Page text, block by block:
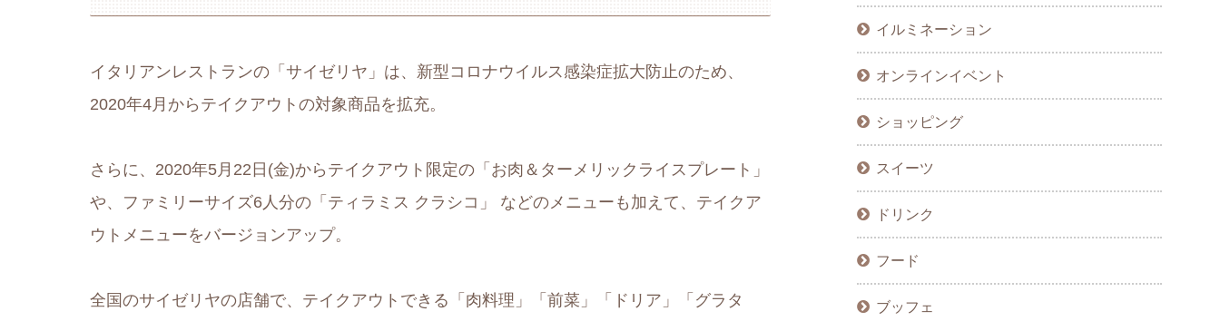
イタリアンレストランの「サイゼリヤ」は、新型コロナウイルス感染症拡大防止のため、
2020年4月からテイクアウトの対象商品を拡充。
さらに、2020年5月22日(金)からテイクアウト限定の「お肉＆ターメリックライスプレート」
や、ファミリーサイズ6人分の「ティラミス クラシコ」 などのメニューも加えて、テイクア
ウトメニューをバージョンアップ。
全国のサイゼリヤの店舗で、テイクアウトできる「肉料理」「前菜」「ドリア」「グラタ
イルミネーション
オンラインイベント
ショッピング
スイーツ
ドリンク
フード
ブッフェ